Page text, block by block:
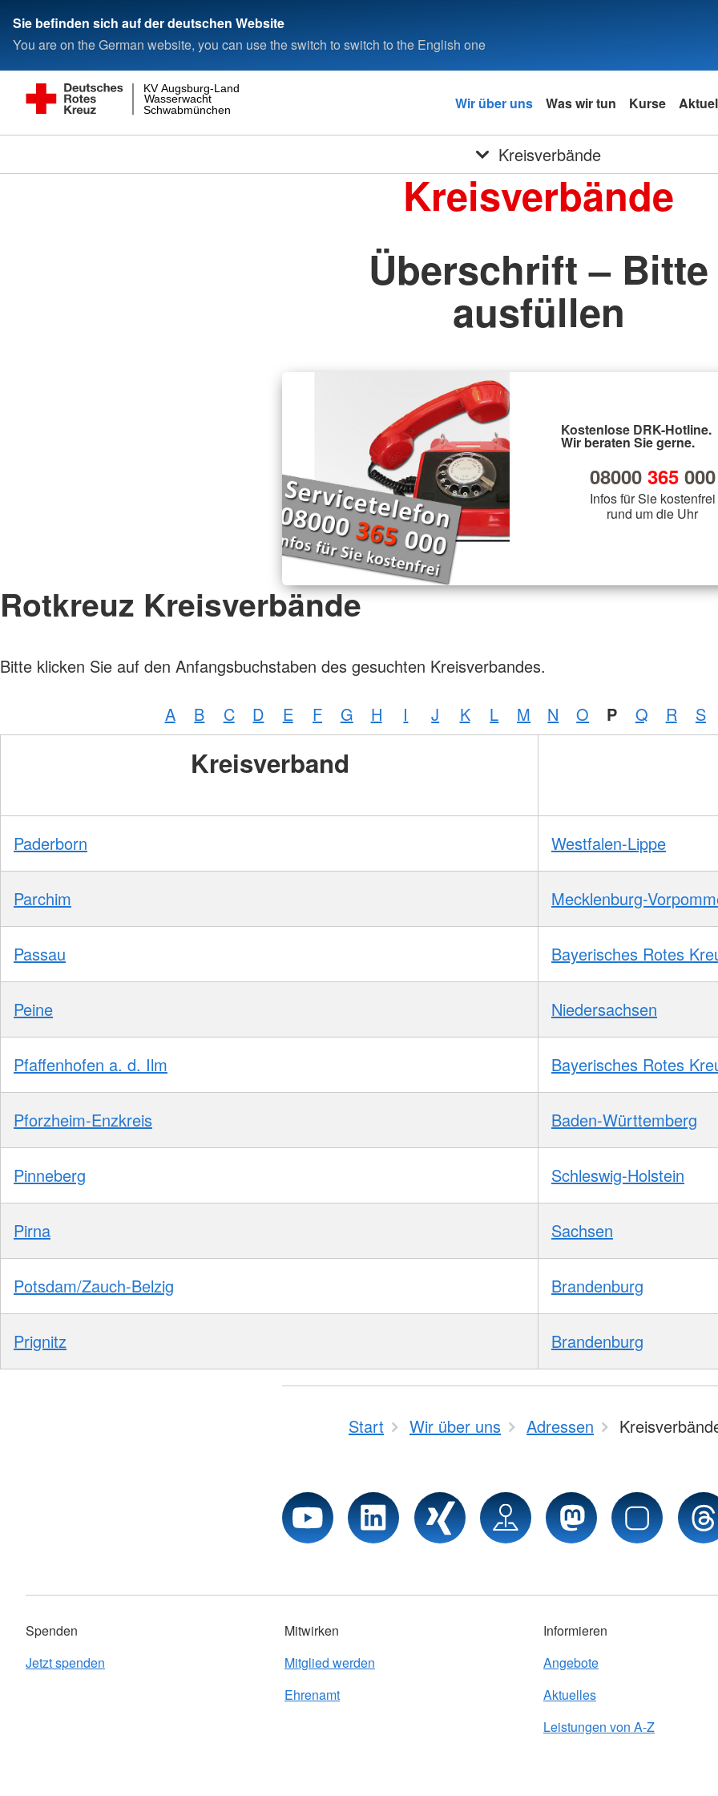
Sie befinden sich auf der deutschen Website
You are on the German website, you can use the switch to switch to the English one
Schwabmünchen
Wasserwacht
KV Augsburg-Land
Wir über uns Was wir tun Kurse
Kreisverbände
Kreisverbände
Überschrift – Bitte
ausfüllen
Kostenlose DRK-Hotline.
Wir beraten Sie gerne.
08000 365000
Infos für Sie kostenfrei
rund um die Uhr
Rotkreuz Kreisverbände
Bitte klicken Sie auf den Anfangsbuchstaben des gesuchten Kreisverbandes.
A B C D E F G H I J K L M N O P Q R S
Kreisverband
Paderborn Westfalen-Lippe
Parchim Mecklenburg-
Passau Bayerisches Rotes
Peine Niedersachsen
Pfaffenhofen a. d. Ilm Bayerisches Rotes
Pforzheim-Enzkreis Baden-Württemberg
Pinneberg Schleswig-Holstein
Pirna Sachsen
Potsdam/Zauch-Belzig Brandenburg
Prignitz Brandenburg
Start Wir über uns Adressen
Spenden
Jetzt spenden
Mitwirken
Mitglied werden
Ehrenamt
Informieren
Angebote
Aktuelles
Leistungen von A-Z